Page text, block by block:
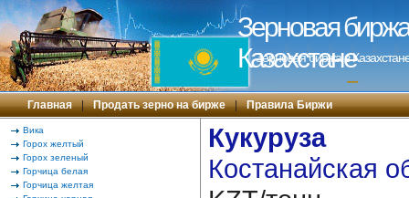
Зерновая
Казахстане
Зерновая биржа в
---
Главная | Продать зерно на бирже | Правила Биржи
Вика
Горох желтый
Горох зеленый
Горчица белая
Горчица желтая
Кукуруза
Костанайская